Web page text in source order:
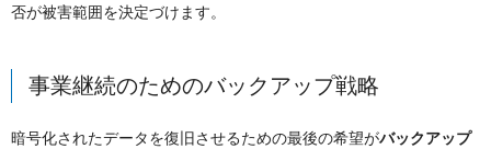
否が被害範囲を決定づけます。
事業継続のためのバックアップ戦略
暗号化されたデータを復旧させるための最後の希望がバックアップ